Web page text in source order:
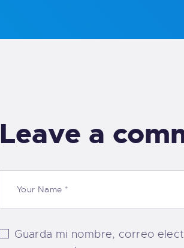
Leave a
Guarda mi nombre, correo